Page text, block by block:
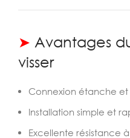
➤ Avantages
visser
Connexion étanche et
Installation simple et
Excellente résistance